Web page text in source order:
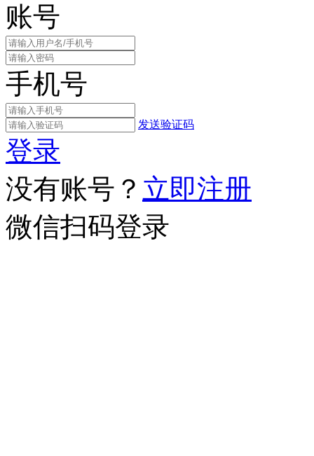
账号
手机号
发送验证码
登录
没有账号？ 立即注册
微信扫码登录